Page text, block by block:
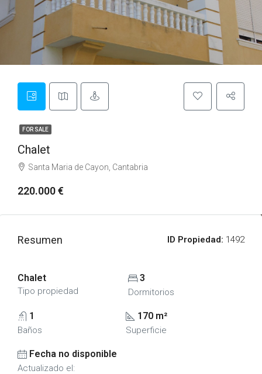
FOR SALE
Chalet
Santa Maria de Cayon, Cantabria
220.000 €
Resumen ID Propiedad: 1492
Chalet
Tipo propiedad
3
Dormitorios
1
Baños
170 m²
Superficie
Fecha no disponible
Actualizado el: